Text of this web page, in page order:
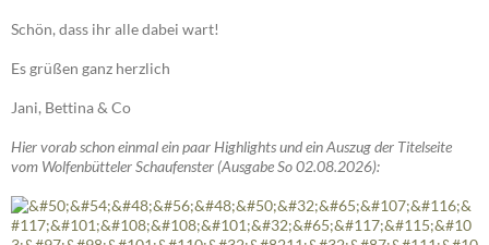
Schön, dass ihr alle dabei wart!
Es grüßen ganz herzlich
Jani, Bettina & Co
Hier vorab schon einmal ein paar Highlights und ein Auszug der Titelseite
vom Wolfenbütteler Schaufenster (Ausgabe So 02.08.2026):